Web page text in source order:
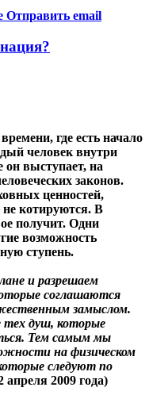
Отправить email
где есть начало
человек внутри
он выступает, на
законов.
ценностей,
котируются. В
получит. Одни
возможность
ступень.
и разрешаем
соглашаются
замыслом.
тех душ, которые
Тем самым мы
на физическом
следуют по
2009 года)